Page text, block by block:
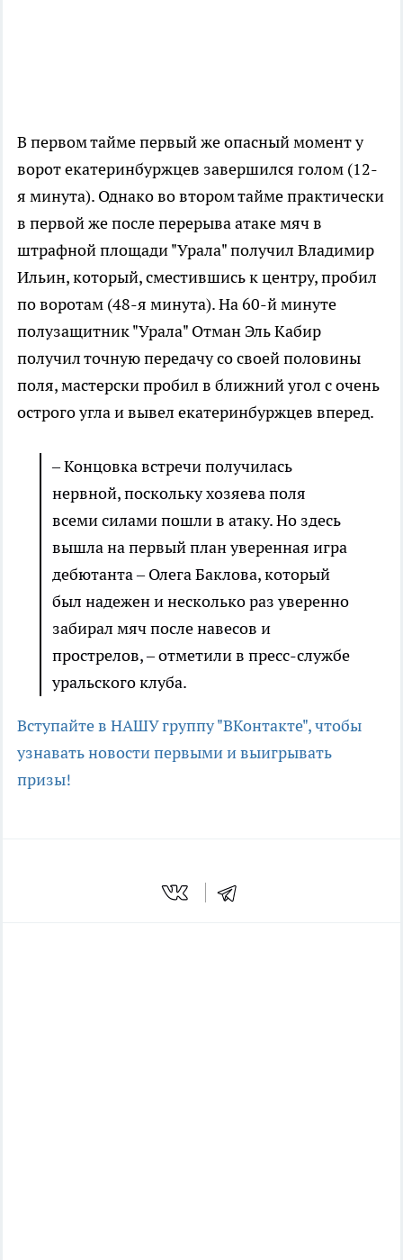
В первом тайме первый же опасный момент у
ворот екатеринбуржцев завершился голом (12-
я минута). Однако во втором тайме практически
в первой же после перерыва атаке мяч в
штрафной площади "Урала" получил Владимир
Ильин, который, сместившись к центру, пробил
по воротам (48-я минута). На 60-й минуте
полузащитник "Урала" Отман Эль Кабир
получил точную передачу со своей половины
поля, мастерски пробил в ближний угол с очень
острого угла и вывел екатеринбуржцев вперед.
– Концовка встречи получилась
нервной, поскольку хозяева поля
всеми силами пошли в атаку. Но здесь
вышла на первый план уверенная игра
дебютанта – Олега Баклова, который
был надежен и несколько раз уверенно
забирал мяч после навесов и
прострелов, – отметили в пресс-службе
уральского клуба.
Вступайте в НАШУ группу "ВКонтакте", чтобы
узнавать новости первыми и выигрывать
призы!